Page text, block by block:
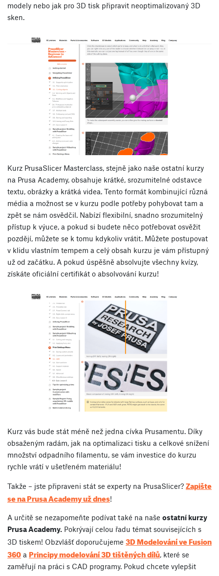
modely nebo jak pro 3D tisk připravit neoptimalizovaný 3D
sken.
Kurz PrusaSlicer Masterclass, stejně jako naše ostatní kurzy
na Prusa Academy, obsahuje krátké, srozumitelné odstavce
textu, obrázky a krátká videa. Tento formát kombinující různá
média a možnost se v kurzu podle potřeby pohybovat tam a
zpět se nám osvědčil. Nabízí flexibilní, snadno srozumitelný
přístup k výuce, a pokud si budete něco potřebovat osvěžit
pozdějí, můžete se k tomu kdykoliv vrátit. Můžete postupovat
v klidu vlastním tempem a celý obsah kurzu je vám přístupný
už od začátku. A pokud úspěšně absolvujte všechny kvízy,
získáte oficiální certifikát o absolvování kurzu!
Kurz vás bude stát méně než jedna cívka Prusamentu. Díky
obsaženým radám, jak na optimalizaci tisku a celkové snížení
množství odpadního filamentu, se vám investice do kurzu
rychle vrátí v ušetřeném materiálu!
Takže – jste připraveni stát se experty na PrusaSlicer? Zapište
se na Prusa Academy už dnes!
A určitě se nezapomeňte podívat také na naše ostatní kurzy
Prusa Academy. Pokrývají celou řadu témat souvisejících s
3D tiskem! Obzvlášť doporučujeme 3D Modelování ve Fusion
360 a Principy modelování 3D tištěných dílů, které se
zaměřují na práci s CAD programy. Pokud chcete vylepšit